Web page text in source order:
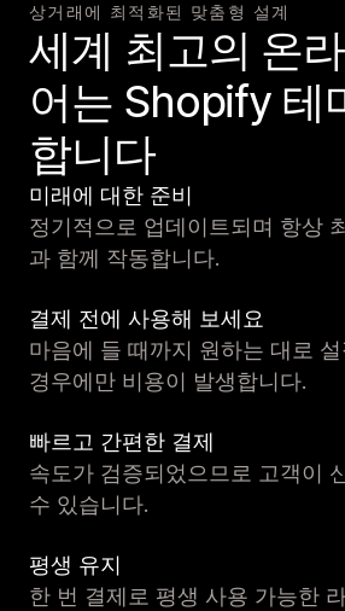
상거래에 최적화된 맞춤형 설계
세계 최고의 온
어는 Shopify 테
합니다
미래에 대한 준비
정기적으로 업데이트되며 항상
과 함께 작동합니다.
결제 전에 사용해 보세요
마음에 들 때까지 원하는 대로
경우에만 비용이 발생합니다.
빠르고 간편한 결제
속도가 검증되었으므로 고객이
수 있습니다.
평생 유지
한 번 결제로 평생 사용 가능한